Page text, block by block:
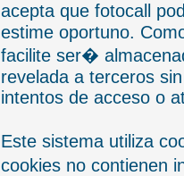
acepta que fotocall
estime oportuno.
facilite ser�
revelada a terceros
intentos de acceso o
Este sistema utiliza
cookies no contienen